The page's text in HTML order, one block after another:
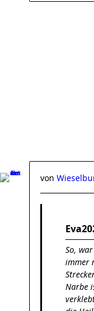
von
So,
immer
Narbe